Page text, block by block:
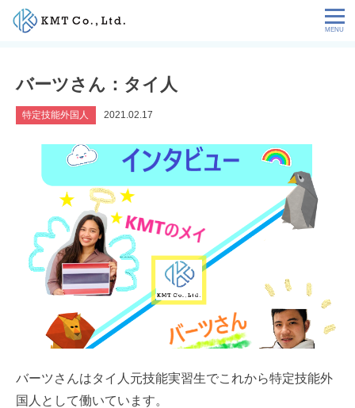
Skip
NEWS
サービス
お客様の声
特定技能コラム
採用情報
お問い合わせ
バーツさん：タイ人
特定技能外国人 2021.02.17
バーツさんはタイ人元技能実習生でこれから特定技能外
国人として働いています。